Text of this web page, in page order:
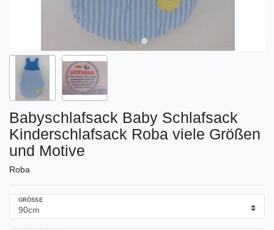
Babyschlafsack Baby Schlafsack
Kinderschlafsack Roba viele Größen
und Motive
Roba
GRÖSSE